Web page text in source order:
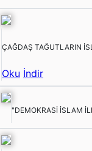
ÇAĞDAŞ TAĞUTLARIN
Oku İndir
"DEMOKRASİ İSLAM